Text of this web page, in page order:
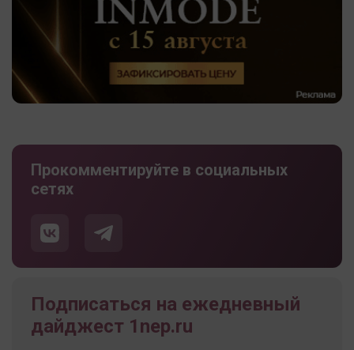
Прокомментируйте в социальных
сетях
Подписаться на ежедневный
дайджест 1nep.ru